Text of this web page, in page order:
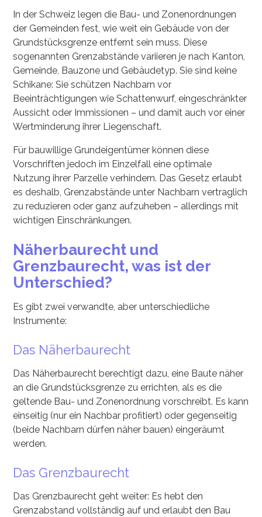
In der Schweiz legen die Bau- und Zonenordnungen
der Gemeinden fest, wie weit ein Gebäude von der
Grundstücksgrenze entfernt sein muss. Diese
sogenannten Grenzabstände variieren je nach Kanton,
Gemeinde, Bauzone und Gebäudetyp. Sie sind keine
Schikane: Sie schützen Nachbarn vor
Beeinträchtigungen wie Schattenwurf, eingeschränkter
Aussicht oder Immissionen – und damit auch vor einer
Wertminderung ihrer Liegenschaft.
Für bauwillige Grundeigentümer können diese
Vorschriften jedoch im Einzelfall eine optimale
Nutzung ihrer Parzelle verhindern. Das Gesetz erlaubt
es deshalb, Grenzabstände unter Nachbarn vertraglich
zu reduzieren oder ganz aufzuheben – allerdings mit
wichtigen Einschränkungen.
Näherbaurecht und
Grenzbaurecht, was ist der
Unterschied?
Es gibt zwei verwandte, aber unterschiedliche
Instrumente:
Das Näherbaurecht
Das Näherbaurecht berechtigt dazu, eine Baute näher
an die Grundstücksgrenze zu errichten, als es die
geltende Bau- und Zonenordnung vorschreibt. Es kann
einseitig (nur ein Nachbar profitiert) oder gegenseitig
(beide Nachbarn dürfen näher bauen) eingeräumt
werden.
Das Grenzbaurecht
Das Grenzbaurecht geht weiter: Es hebt den
Grenzabstand vollständig auf und erlaubt den Bau